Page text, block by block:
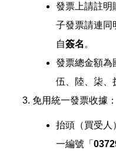
發票上請註明
子發票請連同
自簽名 。
發票總金額為
伍、陸、柒、
免用統一發票收據：
抬頭（買受人
一編號「